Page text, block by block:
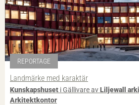
REPORTAGE
Landmärke med karaktär
Kunskapshuset i Gällivare avLiljewall
Arkitektkontor